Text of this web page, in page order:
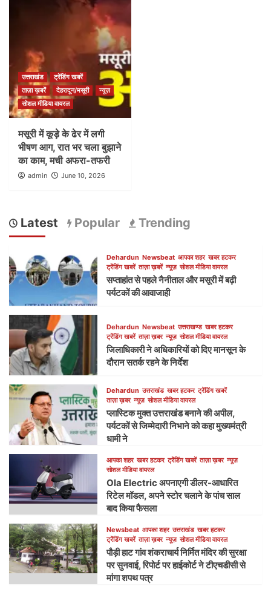
उत्तराखंड
ट्रेंडिंग खबरें
ताज़ा ख़बरें
देहरादून/मसूरी
न्यूज़
सोशल मीडिया वायरल
मसूरी में कूड़े के ढेर में लगी
भीषण आग, रात भर चला बुझाने
का काम, मची अफरा-तफरी
admin June 10, 2026
Latest Popular Trending
Dehardun Newsbeat आपका शहर खबर हटकर
ट्रेंडिंग खबरें ताज़ा ख़बरें न्यूज़ सोशल मीडिया वायरल
सप्ताहांत से पहले नैनीताल और मसूरी में बढ़ी
पर्यटकों की आवाजाही
Dehardun Newsbeat उत्तराखण्ड खबर हटकर
ट्रेंडिंग खबरें ताज़ा ख़बर न्यूज़ सोशल मीडिया वायरल
जिलाधिकारी ने अधिकारियों को दिए मानसून के
दौरान सतर्क रहने के निर्देश
Dehardun उत्तराखंड खबर हटकर ट्रेंडिंग खबरें
ताज़ा ख़बर न्यूज़ सोशल मीडिया वायरल
प्लास्टिक मुक्त उत्तराखंड बनाने की अपील,
पर्यटकों से जिम्मेदारी निभाने को कहा मुख्यमंत्री
धामी ने
आपका शहर खबर हटकर ट्रेंडिंग खबरें ताज़ा ख़बर न्यूज़
सोशल मीडिया वायरल
Ola Electric अपनाएगी डीलर-आधारित
रिटेल मॉडल, अपने स्टोर चलाने के पांच साल
बाद किया फैसला
Newsbeat आपका शहर उत्तराखंड खबर हटकर
ट्रेंडिंग खबरें ताज़ा ख़बर न्यूज़ सोशल मीडिया वायरल
पौड़ी हाट गांव शंकराचार्य निर्मित मंदिर की सुरक्षा
पर सुनवाई, रिपोर्ट पर हाईकोर्ट ने टीएचडीसी से
मांगा शपथ पत्र